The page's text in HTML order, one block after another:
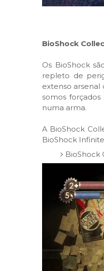
BioShock
Os BioShock
repleto de
extenso arsenal
somos
numa arma.
A BioShock
BioShock
BioShock